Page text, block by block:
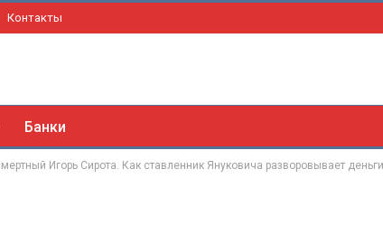
Контакты
Банки
Игорь Сирота. Как ставленник Януковича разворовывает